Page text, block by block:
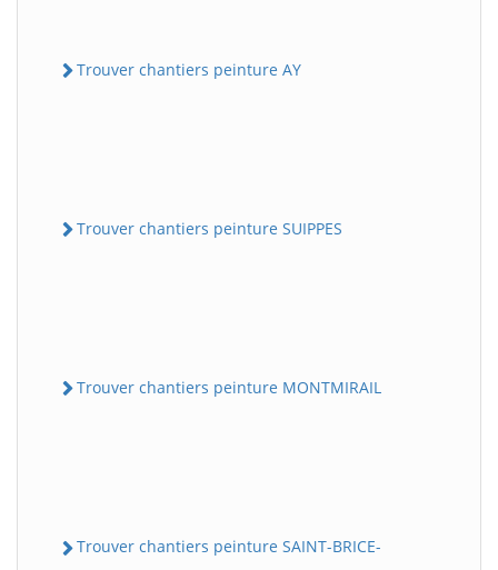
Trouver chantiers peinture AY
Trouver chantiers peinture SUIPPES
Trouver chantiers peinture MONTMIRAIL
Trouver chantiers peinture SAINT-BRICE-